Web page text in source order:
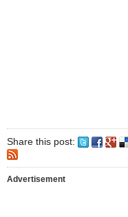
Share this post:
Advertisement